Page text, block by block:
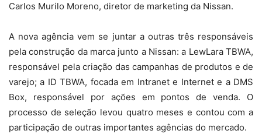
Carlos Murilo Moreno, diretor de marketing da Nissan.
A nova agência vem se juntar a outras três responsáveis
pela construção da marca junto a Nissan: a LewLara TBWA,
responsável pela criação das campanhas de produtos e de
varejo; a ID TBWA, focada em Intranet e Internet e a DMS
Box, responsável por ações em pontos de venda. O
processo de seleção levou quatro meses e contou com a
participação de outras importantes agências do mercado.